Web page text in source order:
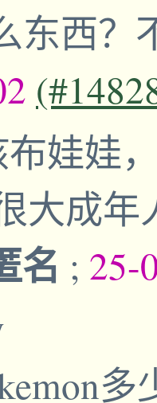
东西？
娃娃
大成年
名 ; 25-